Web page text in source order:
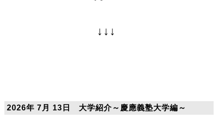
↓↓↓
2026年 7月 13日 大学紹介～慶應義塾大学編～